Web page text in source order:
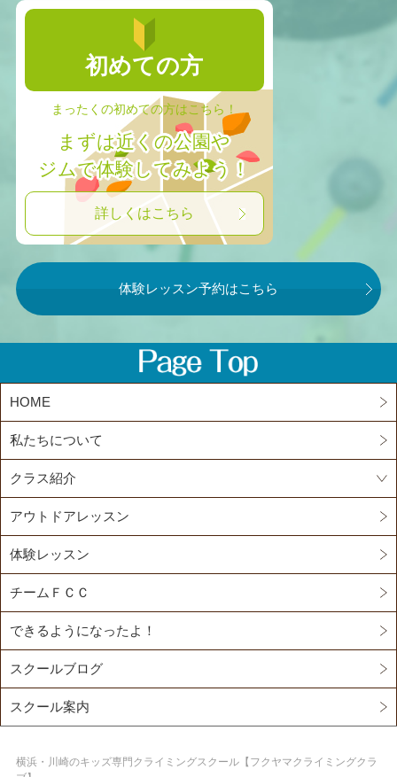
初めての方
まったくの初めての方はこちら！
まずは近くの公園や
ジムで体験してみよう！
詳しくはこちら
体験レッスン予約はこちら
HOME
私たちについて
クラス紹介
アウトドアレッスン
体験レッスン
チームＦＣＣ
できるようになったよ！
スクールブログ
スクール案内
横浜・川崎のキッズ専門クライミングスクール【フクヤマクライミングクラ